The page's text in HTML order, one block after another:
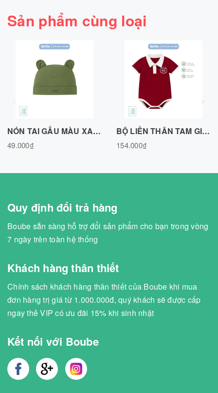
Sản phẩm cùng loại
NÓN TAI GẤU MÀU XANH OLIVE, VẢI SỢI TRE BAMBOO -N010725OLIV
49.000₫
BỘ LIỀN THÂN TAM GIÁC, BODY CHIP POLO MÀU ĐỎ ĐÔ, VẢI SỢI TRE BAMBOO BL351125RED
154.000₫
Quy định đổi trả hàng
Boube sẵn sàng hỗ trợ đổi sản phẩm cho bạn trong vòng
7 ngày trên toàn hệ thống
Khách hàng thân thiết
Chính sách khách hàng thân thiết của Boube khi mua
đơn hàng trị giá từ 1.000.000đ, quý khách sẽ được cấp
ngay thẻ VIP có ưu đãi 15% khi sinh nhật
Kết nối với Boube